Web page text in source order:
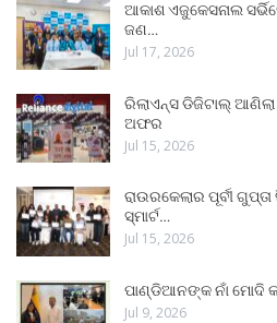
ଆକାଶ ଏଜୁକେସନାଲ
ଜଣ…
Jul 17, 2026
ରିଲାଏନ୍ସ ଡିଜିଟାଲ୍
ଅଫର
Jul 15, 2026
ରାଉରକେଲାର ପୂର୍ବୀ
ସ୍ମାର୍ଟ…
Jul 15, 2026
ପାଣ୍ଡିଆନଙ୍କ ନାଁ ମୋଦି
Jul 9, 2026